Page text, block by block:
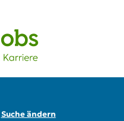
Suche ändern